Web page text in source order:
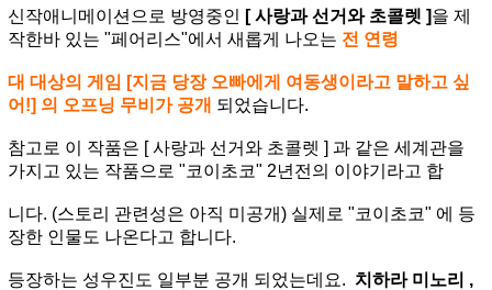
신작애니메이션으로 방영중인 [ 사랑과 선거와 초콜렛 ]을 제
작한바 있는 "페어리스"에서 새롭게 나오는 전 연령
대 대상의 게임 [지금 당장 오빠에게 여동생이라고 말하고 싶
어!] 의 오프닝 무비가 공개 되었습니다.
참고로 이 작품은 [ 사랑과 선거와 초콜렛 ] 과 같은 세계관을
가지고 있는 작품으로 "코이초코" 2년전의 이야기라고 합
니다. (스토리 관련성은 아직 미공개) 실제로 "코이초코" 에 등
장한 인물도 나온다고 합니다.
등장하는 성우진도 일부분 공개 되었는데요. 치하라 미노리 ,